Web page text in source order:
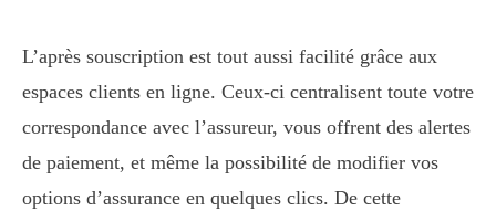
L’après souscription est tout aussi facilité grâce aux
espaces clients en ligne. Ceux-ci centralisent toute votre
correspondance avec l’assureur, vous offrent des alertes
de paiement, et même la possibilité de modifier vos
options d’assurance en quelques clics. De cette